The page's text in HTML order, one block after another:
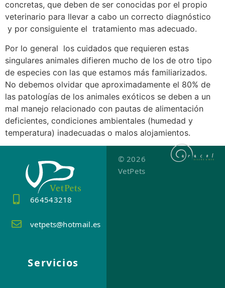
concretas, que deben de ser conocidas por el propio
veterinario para llevar a cabo un correcto diagnóstico
y por consiguiente el tratamiento mas adecuado.
Por lo general los cuidados que requieren estas
singulares animales difieren mucho de los de otro tipo
de especies con las que estamos más familiarizados.
No debemos olvidar que aproximadamente el 80% de
las patologías de los animales exóticos se deben a un
mal manejo relacionado con pautas de alimentación
deficientes, condiciones ambientales (humedad y
temperatura) inadecuadas o malos alojamientos.
664543218
vetpets@hotmail.es
Servicios
© 2026
VetPets